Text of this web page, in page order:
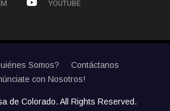
YOUTUBE
Somos?
Contáctanos
con Nosotros!
de Colorado. All Rights Reserved.